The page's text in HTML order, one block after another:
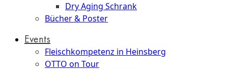
Dry Aging Schrank
Bücher & Poster
Events
Fleischkompetenz in Heinsberg
OTTO on Tour